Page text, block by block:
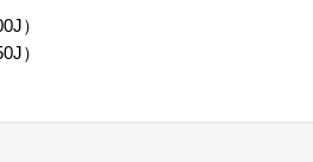
）
）